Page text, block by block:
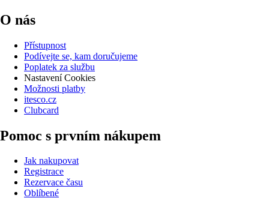
O nás
Přístupnost
Podívejte se, kam doručujeme
Poplatek za službu
Nastavení Cookies
Možnosti platby
itesco.cz
Clubcard
Pomoc s prvním nákupem
Jak nakupovat
Registrace
Rezervace času
Oblíbené